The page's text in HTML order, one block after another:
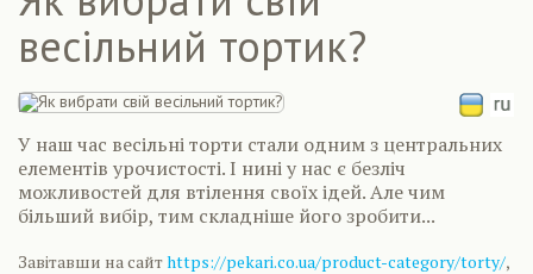
весільний тортик?
У наш час весільні торти стали одним з центральних
елементів урочистості. І нині у нас є безліч
можливостей для втілення своїх ідей. Але чим
більший вибір, тим складніше його зробити...
Завітавши на сайтhttps://pekari.co.ua/product-category/torty/,